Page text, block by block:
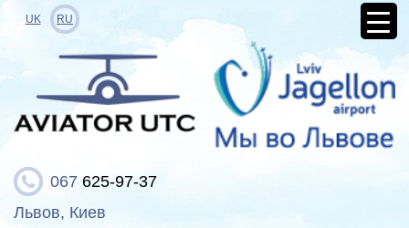
UK RU
067 625-97-37
Львов, Киев